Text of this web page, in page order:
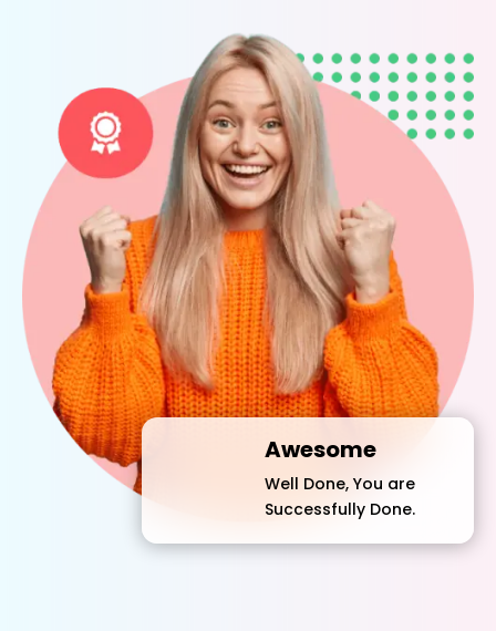
Awesome
Well Done, You are
Successfully Done.